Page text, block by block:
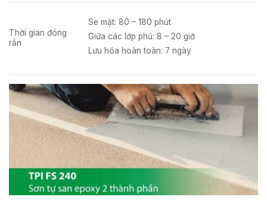
Thời gian đóng
rắn
Se mặt: 80 – 180 phút
Giữa các lớp phủ: 8 – 20 giờ
Lưu hóa hoàn toàn: 7 ngày